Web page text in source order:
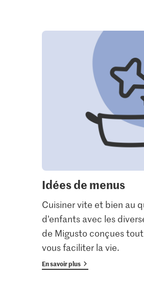
Idées de menus
Cuisiner vite et bien au
d’enfants avec les
de Migusto conçues
vous faciliter la vie.
En savoir plus